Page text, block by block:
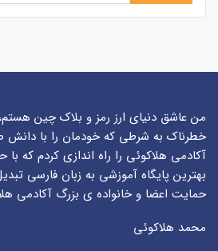
من عاشق دنیای ارز رمز و بلاک چین
خطرناک به شرطی که خودمان را با دانش
آکادمی هلاکوئی را راه اندازی کردم که
بهترین پایگاه آموزشی به زبان فارسی
حمایت اعضا و خانواده ی بزرگ آکادمی
محمد هلاکوئی